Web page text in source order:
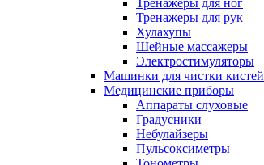
Тренажеры для ног
Тренажеры для рук
Хулахупы
Шейные массажеры
Электростимуляторы
Машинки для чистки кистей
Медицинские приборы
Аппараты слуховые
Градусники
Небулайзеры
Пульсоксиметры